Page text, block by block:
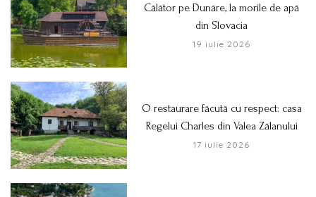
Călător pe Dunăre, la morile de apă
din Slovacia
19 iulie 2026
O restaurare făcută cu respect: casa
Regelui Charles din Valea Zălanului
17 iulie 2026